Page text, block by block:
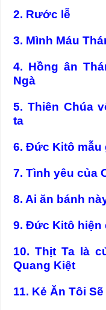
2. Rước lễ
3. Mình Máu
4. Hồng ân
Ngà
5. Thiên Chúa
ta
6. Đức Kitô
7. Tình yêu của
8. Ai ăn bánh
9. Đức Kitô hiện
10. Thịt Ta là
Quang Kiệt
11. Kẻ Ăn Tôi